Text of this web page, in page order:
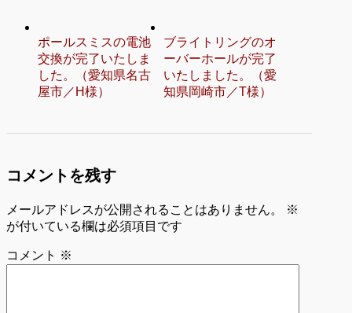
ポールスミスの電池
交換が完了いたしま
した。（愛知県名古
屋市／H様）
ブライトリングのオ
ーバーホールが完了
いたしました。（愛
知県岡崎市／T様）
コメントを残す
メールアドレスが公開されることはありません。
※
が付いている欄は必須項目です
コメント ※